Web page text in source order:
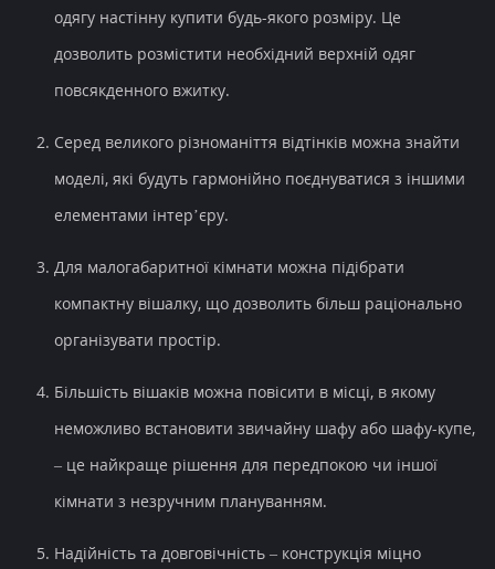
одягу настінну купити будь-якого розміру. Це
дозволить розмістити необхідний верхній одяг
повсякденного вжитку.
Серед великого різноманіття відтінків можна знайти
моделі, які будуть гармонійно поєднуватися з іншими
елементами інтер’єру.
Для малогабаритної кімнати можна підібрати
компактну вішалку, що дозволить більш раціонально
організувати простір.
Більшість вішаків можна повісити в місці, в якому
неможливо встановити звичайну шафу або шафу-купе,
– це найкраще рішення для передпокою чи іншої
кімнати з незручним плануванням.
Надійність та довговічність – конструкція міцно